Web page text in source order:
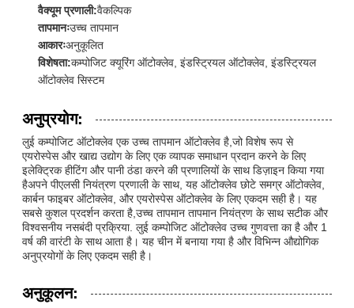
वैक्यूम प्रणाली:वैकल्पिक
तापमानःउच्च तापमान
आकारःअनुकूलित
विशेषता:कम्पोजिट क्यूरिंग ऑटोक्लेव, इंडस्ट्रियल ऑटोक्लेव, इंडस्ट्रियल
ऑटोक्लेव सिस्टम
अनुप्रयोग:
लुई कम्पोजिट ऑटोक्लेव एक उच्च तापमान ऑटोक्लेव है,जो विशेष रूप से
एयरोस्पेस और खाद्य उद्योग के लिए एक व्यापक समाधान प्रदान करने के लिए
इलेक्ट्रिक हीटिंग और पानी ठंडा करने की प्रणालियों के साथ डिज़ाइन किया गया
हैअपने पीएलसी नियंत्रण प्रणाली के साथ, यह ऑटोक्लेव छोटे समग्र ऑटोक्लेव,
कार्बन फाइबर ऑटोक्लेव, और एयरोस्पेस ऑटोक्लेव के लिए एकदम सही है। यह
सबसे कुशल प्रदर्शन करता है,उच्च तापमान तापमान नियंत्रण के साथ सटीक और
विश्वसनीय नसबंदी प्रक्रिया. लुई कम्पोजिट ऑटोक्लेव उच्च गुणवत्ता का है और 1
वर्ष की वारंटी के साथ आता है। यह चीन में बनाया गया है और विभिन्न औद्योगिक
अनुप्रयोगों के लिए एकदम सही है।
अनुकूलन: